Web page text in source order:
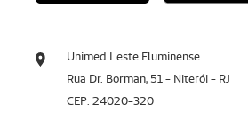
Unimed Leste Fluminense
Rua Dr. Borman, 51 - Niterói - RJ
CEP: 24020-320